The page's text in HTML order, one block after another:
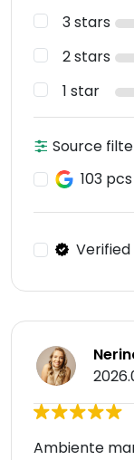
3 stars
2 stars
1 star
Source
103 pcs
Verified
Ambiente